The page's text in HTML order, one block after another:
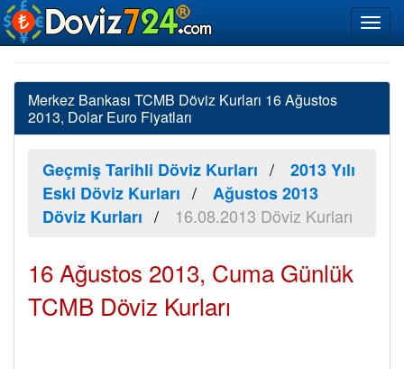
Merkez Bankası TCMB Döviz Kurları 16 Ağustos
2013, Dolar Euro Fiyatları
Geçmiş Tarihli Döviz Kurları
2013 Yılı
Eski Döviz Kurları
Ağustos 2013
Döviz Kurları
16.08.2013 Döviz Kurları
16 Ağustos 2013, Cuma Günlük
TCMB Döviz Kurları